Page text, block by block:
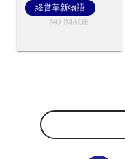
経営革新物語